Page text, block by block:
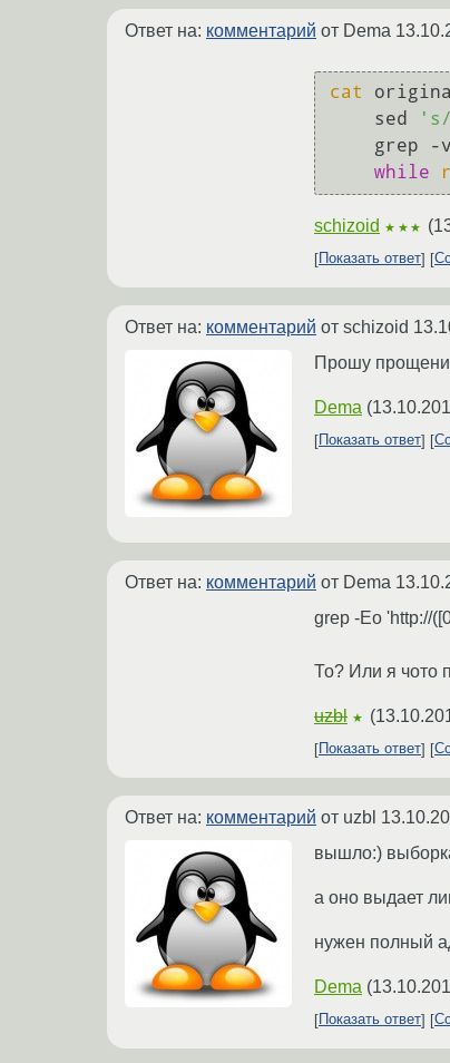
Ответ на: комментарий от Dema
cat
    sed
grep -
while
schizoid ★★★ (
Показать ответ
Ответ на: комментарий от schizoid
Прошу
Dema (
Показать ответ
Ответ на: комментарий от Dema
grep -Eo 'http://
То? Или я чото п
uzbl ★ (
Показать ответ
Ответ на: комментарий от uzbl
вышло:)
а оно выдает
нужен полный
Dema (
Показать ответ